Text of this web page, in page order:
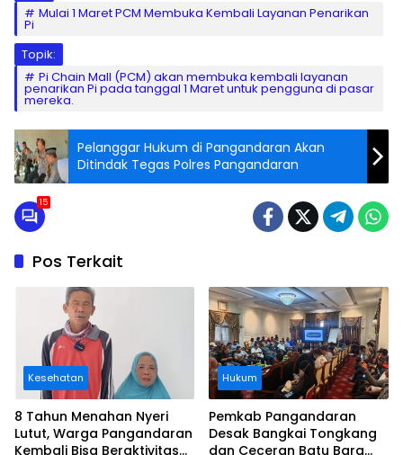
Mulai 1 Maret PCM Membuka Kembali Layanan Penarikan
Pi
Topik:
Pi Chain Mall (PCM) akan membuka kembali layanan
penarikan Pi pada tanggal 1 Maret untuk pengguna di pasar
mereka.
Pelanggar Hukum di Pangandaran Akan
Ditindak Tegas Polres Pangandaran
15
Pos Terkait
Kesehatan
8 Tahun Menahan Nyeri
Lutut, Warga Pangandaran
Kembali Bisa Beraktivitas
Hukum
Pemkab Pangandaran
Desak Bangkai Tongkang
dan Ceceran Batu Bara